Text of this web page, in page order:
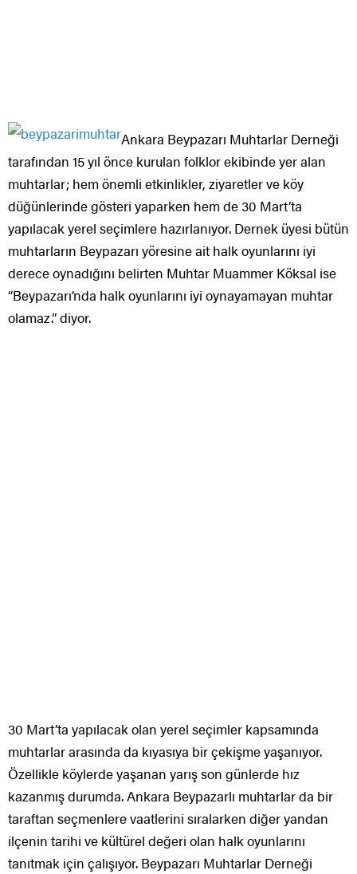
Ankara Beypazarı Muhtarlar Derneği
tarafından 15 yıl önce kurulan folklor ekibinde yer alan
muhtarlar; hem önemli etkinlikler, ziyaretler ve köy
düğünlerinde gösteri yaparken hem de 30 Mart’ta
yapılacak yerel seçimlere hazırlanıyor. Dernek üyesi bütün
muhtarların Beypazarı yöresine ait halk oyunlarını iyi
derece oynadığını belirten Muhtar Muammer Köksal ise
“Beypazarı’nda halk oyunlarını iyi oynayamayan muhtar
olamaz.” diyor.
30 Mart’ta yapılacak olan yerel seçimler kapsamında
muhtarlar arasında da kıyasıya bir çekişme yaşanıyor.
Özellikle köylerde yaşanan yarış son günlerde hız
kazanmış durumda. Ankara Beypazarlı muhtarlar da bir
taraftan seçmenlere vaatlerini sıralarken diğer yandan
ilçenin tarihi ve kültürel değeri olan halk oyunlarını
tanıtmak için çalışıyor. Beypazarı Muhtarlar Derneği